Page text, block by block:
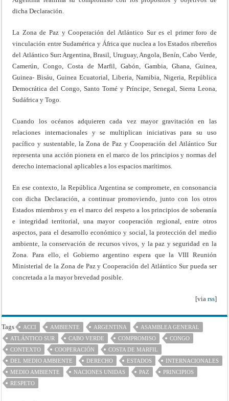
dicha Declaración.
La Zona de Paz y Cooperación del Atlántico Sur es el primer foro de
vinculación entre Sudamérica y África que nuclea a los Estados ribereños
del Atlántico Sur: Argentina, Brasil, Uruguay, Angola, Benín, Cabo Verde,
Camerún, Congo, Costa de Marfil, Gabón, Gambia, Ghana, Guinea,
Guinea- Bisáu, Guinea Ecuatorial, Liberia, Namibia, Nigeria, República
Democrática del Congo, Santo Tomé y Príncipe, Senegal, Sierra Leona,
Sudáfrica y Togo.
Cuando los océanos adquieren cada vez mayor gravitación en las
relaciones internacionales y se multiplican iniciativas para su uso
pacífico y sustentable, la Zona de Paz y Cooperación del Atlántico Sur
representa una acción pionera en el marco de los principios y normas del
derecho internacional aplicables a los espacios marítimos.
En ese contexto, la República Argentina se compromete, en consonancia
con dicha Declaración, a continuar promoviendo, junto con los otros
Estados miembros y en el marco del respeto a los principios de soberanía
e integridad territorial, una mayor cooperación regional, entre otros
aspectos, para el desarrollo económico y social, la protección del medio
ambiente, la conservación de recursos vivos, y la paz y seguridad en la
Zona. Para ello, el Gobierno argentino espera que la VIII Reunión
Ministerial de la Zona de Paz y Cooperación del Atlántico Sur pueda ser
concretada a la mayor brevedad posible.
[via rss]
Tags ACCI AMBIENTE ARGENTINA
ASAMBLEA GENERAL
ATLÁNTICO SUR
CABO VERDE COMPROMISO
CONGO
CONTEXTO
COOPERACIÓN
COSTA DE MARFIL
DEL MEDIO AMBIENTE
DERECHO ESTADOS
INTERNACIONALES
MEDIO AMBIENTE
NACIONES UNIDAS PAZ
PRINCIPIOS
RESPETO